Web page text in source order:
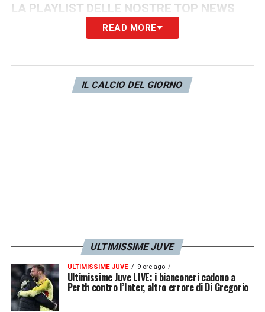
LA PLAYLIST DELLE NOSTRE TOP NEWS
READ MORE
IL CALCIO DEL GIORNO
ULTIMISSIME JUVE
ULTIMISSIME JUVE 9 ore ago
Ultimissime Juve LIVE: i bianconeri cadono a
Perth contro l’Inter, altro errore di Di Gregorio